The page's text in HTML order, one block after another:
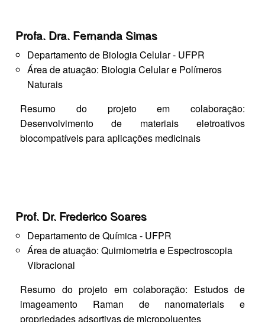
Profa. Dra. Fernanda Simas
Departamento de Biologia Celular - UFPR
Área de atuação: Biologia Celular e Polímeros
Naturais
Resumo do projeto em colaboração:
Desenvolvimento de materiais eletroativos
biocompatíveis para aplicações medicinais​
Prof. Dr. Frederico Soares
Departamento de Química - UFPR
Área de atuação: Quimiometria e Espectroscopia
Vibracional
Resumo do projeto em colaboração: Estudos de
imageamento Raman de nanomateriais e
propriedades adsortivas de micropoluentes​